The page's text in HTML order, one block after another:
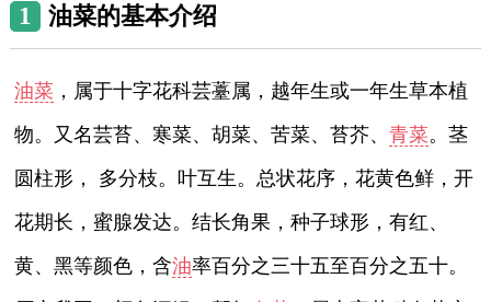
1 油菜的基本介绍
油菜 ，属于十字花科芸薹属，越年生或一年生草本植
物。又名芸苔、寒菜、胡菜、苦菜、苔芥、青菜。茎
圆柱形， 多分枝。叶互生。总状花序，花黄色鲜，开
花期长，蜜腺发达。结长角果，种子球形，有红、
黄、黑等颜色，含油率百分之三十五至百分之五十。